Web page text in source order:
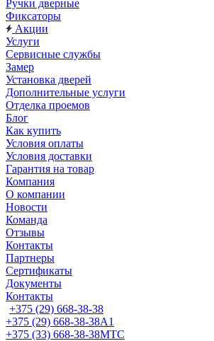
Ручки дверные
Фиксаторы
Акции
Услуги
Сервисные службы
Замер
Установка дверей
Дополнительные услуги
Отделка проемов
Блог
Как купить
Условия оплаты
Условия доставки
Гарантия на товар
Компания
О компании
Новости
Команда
Отзывы
Контакты
Партнеры
Сертификаты
Документы
Контакты
+375 (29) 668-38-38
+375 (29) 668-38-38A1
+375 (33) 668-38-38МТС